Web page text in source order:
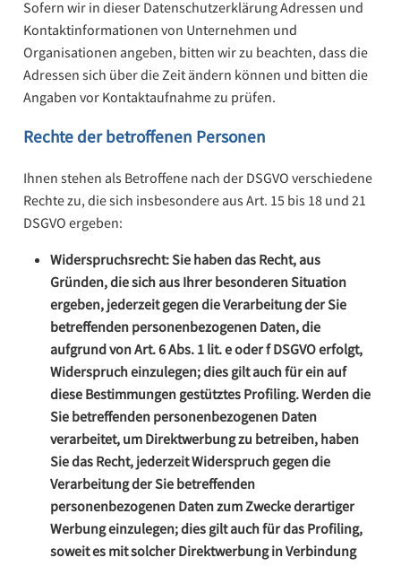
Sofern wir in dieser Datenschutzerklärung Adressen und
Kontaktinformationen von Unternehmen und
Organisationen angeben, bitten wir zu beachten, dass die
Adressen sich über die Zeit ändern können und bitten die
Angaben vor Kontaktaufnahme zu prüfen.
Rechte der betroffenen Personen
Ihnen stehen als Betroffene nach der DSGVO verschiedene
Rechte zu, die sich insbesondere aus Art. 15 bis 18 und 21
DSGVO ergeben:
Widerspruchsrecht: Sie haben das Recht, aus
Gründen, die sich aus Ihrer besonderen Situation
ergeben, jederzeit gegen die Verarbeitung der Sie
betreffenden personenbezogenen Daten, die
aufgrund von Art. 6 Abs. 1 lit. e oder f DSGVO erfolgt,
Widerspruch einzulegen; dies gilt auch für ein auf
diese Bestimmungen gestütztes Profiling. Werden die
Sie betreffenden personenbezogenen Daten
verarbeitet, um Direktwerbung zu betreiben, haben
Sie das Recht, jederzeit Widerspruch gegen die
Verarbeitung der Sie betreffenden
personenbezogenen Daten zum Zwecke derartiger
Werbung einzulegen; dies gilt auch für das Profiling,
soweit es mit solcher Direktwerbung in Verbindung